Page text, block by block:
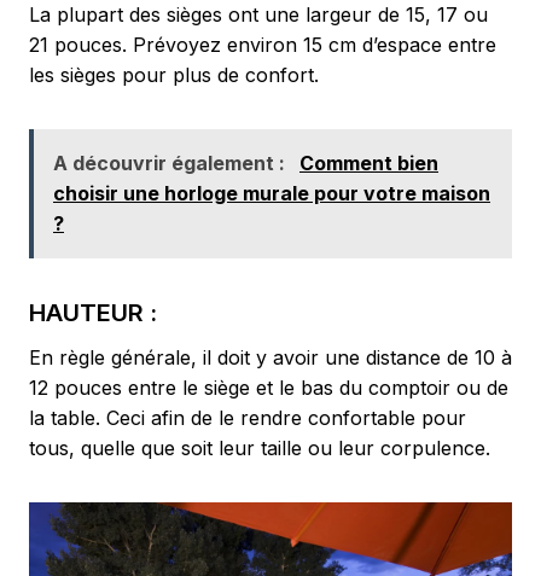
La plupart des sièges ont une largeur de 15, 17 ou
21 pouces. Prévoyez environ 15 cm d’espace entre
les sièges pour plus de confort.
A découvrir également :
Comment bien
choisir une horloge murale pour votre maison
?
HAUTEUR :
En règle générale, il doit y avoir une distance de 10 à
12 pouces entre le siège et le bas du comptoir ou de
la table. Ceci afin de le rendre confortable pour
tous, quelle que soit leur taille ou leur corpulence.